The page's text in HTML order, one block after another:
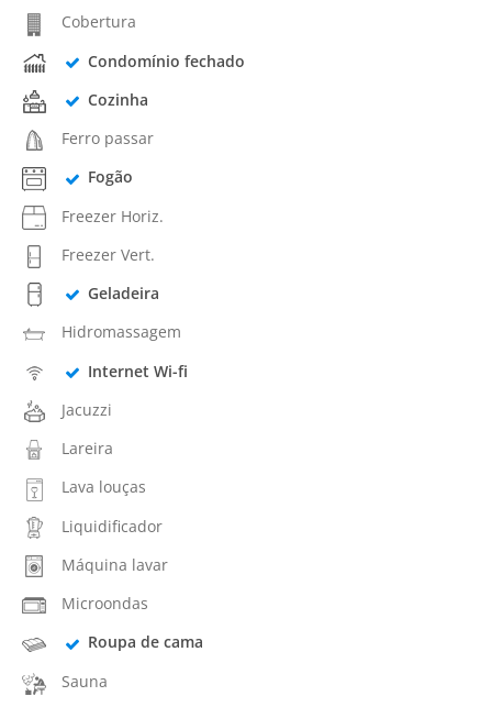
Cobertura
Condomínio fechado
Cozinha
Ferro passar
Fogão
Freezer Horiz.
Freezer Vert.
Geladeira
Hidromassagem
Internet Wi-fi
Jacuzzi
Lareira
Lava louças
Liquidificador
Máquina lavar
Microondas
Roupa de cama
Sauna